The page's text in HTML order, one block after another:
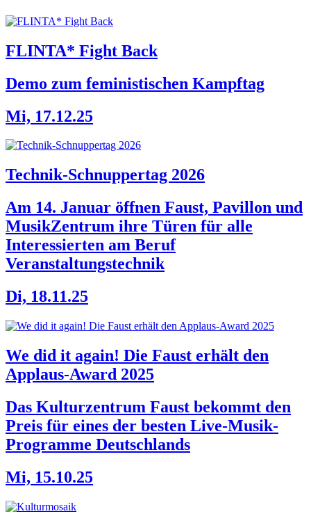
FLINTA* Fight Back
Demo zum feministischen Kampftag
Mi, 17.12.25
Technik-Schnuppertag 2026
Am 14. Januar öffnen Faust, Pavillon und
MusikZentrum ihre Türen für alle
Interessierten am Beruf
Veranstaltungstechnik
Di, 18.11.25
We did it again! Die Faust erhält den
Applaus-Award 2025
Das Kulturzentrum Faust bekommt den
Preis für eines der besten Live-Musik-
Programme Deutschlands
Mi, 15.10.25